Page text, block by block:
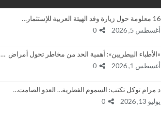
16 معلومة حول زيارة وفد الهيئة العربية للإستثمار…
أغسطس 5, 2026
«الأطباء البيطريين»: أهمية الحد من مخاطر تحول أمراض …
أغسطس 1, 2026
د مرام توكل تكتب: السموم الفطرية… العدو الصامت…
يوليو 13, 2026